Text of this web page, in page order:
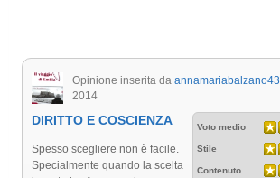
Opinione inserita da annamariabalzano43
2014
Voto medio
Stile
Contenuto
DIRITTO E COSCIENZA
Spesso scegliere non è facile.
Specialmente quando la scelta